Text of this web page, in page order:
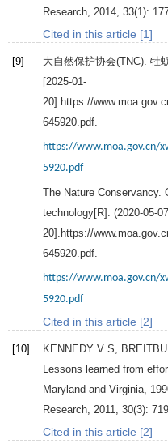
Research, 2014, 33(1):
Cited in this article [1]
[9]
大自然保护协会(TNC). 牡
[2025-01-
20].https://
645920.pdf.
https://www.moa.gov.cn/
5920.pdf
The Nature Conservancy.
technology[R]. (2020-05-
20].https://
645920.pdf.
https://www.moa.gov.cn/
5920.pdf
Cited in this article [2]
[10] KENNEDY V S,
Lessons learned from
Maryland and Virginia,
Research, 2011, 30(3):
Cited in this article [2]